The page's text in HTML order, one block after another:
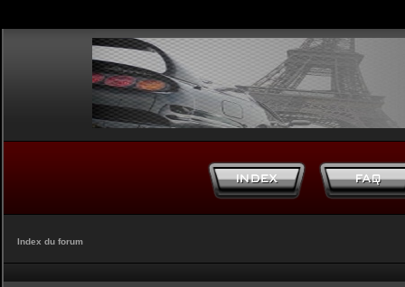
Index du forum